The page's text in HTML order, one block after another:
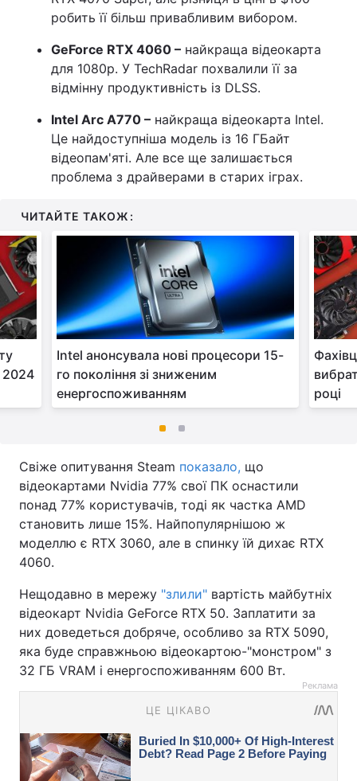
робить її більш привабливим вибором.
GeForce RTX 4060 – найкраща відеокарта
для 1080p. У TechRadar похвалили її за
відмінну продуктивність із DLSS.
Intel Arc A770 – найкраща відеокарта Intel.
Це найдоступніша модель із 16 ГБайт
відеопам'яті. Але все ще залишається
проблема з драйверами в старих іграх.
ЧИТАЙТЕ ТАКОЖ:
2024
Intel анонсувала нові процесори 15-
го покоління зі зниженим
енергоспоживанням
році
Свіже опитування Steam показало, що
відеокартами Nvidia 77% свої ПК оснастили
понад 77% користувачів, тоді як частка AMD
становить лише 15%. Найпопулярнішою ж
моделлю є RTX 3060, але в спинку їй дихає RTX
4060.
Нещодавно в мережу "злили" вартість майбутніх
відеокарт Nvidia GeForce RTX 50. Заплатити за
них доведеться добряче, особливо за RTX 5090,
яка буде справжньою відеокартою-"монстром" з
32 ГБ VRAM і енергоспоживанням 600 Вт.
Реклама